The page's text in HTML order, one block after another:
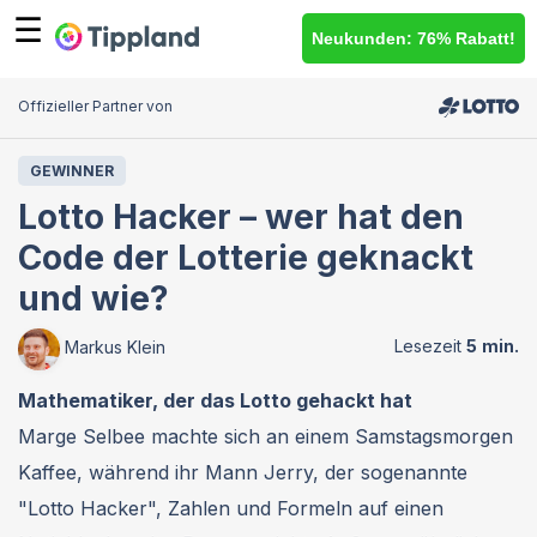
☰ Neukunden: 76% Rabatt!
Offizieller Partner von
GEWINNER
Lotto Hacker – wer hat den
Code der Lotterie geknackt
und wie?
Markus Klein
Mathematiker, der das Lotto gehackt hat
Marge Selbee machte sich an einem Samstagsmorgen
Kaffee, während ihr Mann Jerry, der sogenannte
"Lotto Hacker", Zahlen und Formeln auf einen